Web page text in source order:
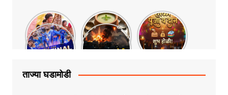
ताज्या घडामोडी